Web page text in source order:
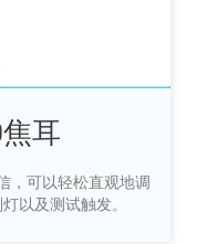
耳
，可以轻松直观地调
以及测试触发。